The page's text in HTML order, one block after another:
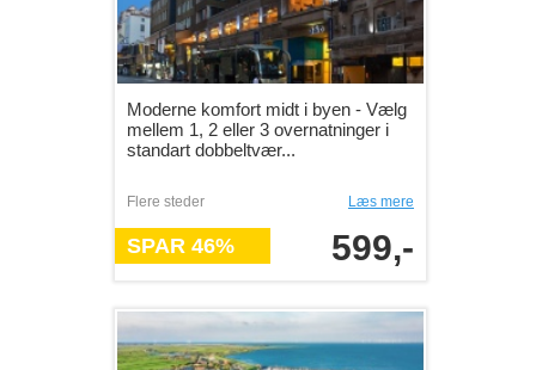
Moderne komfort midt i byen - Vælg
mellem 1, 2 eller 3 overnatninger i
standart dobbeltvær...
Flere steder Læs mere
SPAR 46% 599,-